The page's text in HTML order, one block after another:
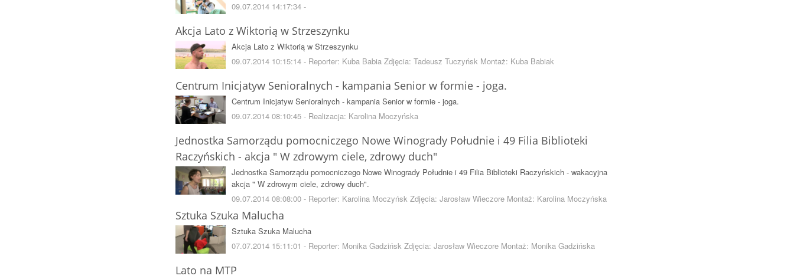
09.07.2014 14:17:34 -
Akcja Lato z Wiktorią w Strzeszynku
Akcja Lato z Wiktorią w Strzeszynku
09.07.2014 10:15:14 - Reporter: Kuba Babia Zdjęcia: Tadeusz Tuczyńsk Montaż: Kuba Babiak
Centrum Inicjatyw Senioralnych - kampania Senior w formie - joga.
Centrum Inicjatyw Senioralnych - kampania Senior w formie - joga.
09.07.2014 08:10:45 - Realizacja: Karolina Moczyńska
Jednostka Samorządu pomocniczego Nowe Winogrady Południe i 49 Filia Biblioteki
Raczyńskich - akcja " W zdrowym ciele, zdrowy duch"
Jednostka Samorządu pomocniczego Nowe Winogrady Południe i 49 Filia Biblioteki Raczyńskich - wakacyjna
akcja " W zdrowym ciele, zdrowy duch".
09.07.2014 08:08:00 - Reporter: Karolina Moczyńsk Zdjęcia: Jarosław Wieczore Montaż: Karolina Moczyńska
Sztuka Szuka Malucha
Sztuka Szuka Malucha
07.07.2014 15:11:01 - Reporter: Monika Gadzińsk Zdjęcia: Jarosław Wieczore Montaż: Monika Gadzińska
Lato na MTP